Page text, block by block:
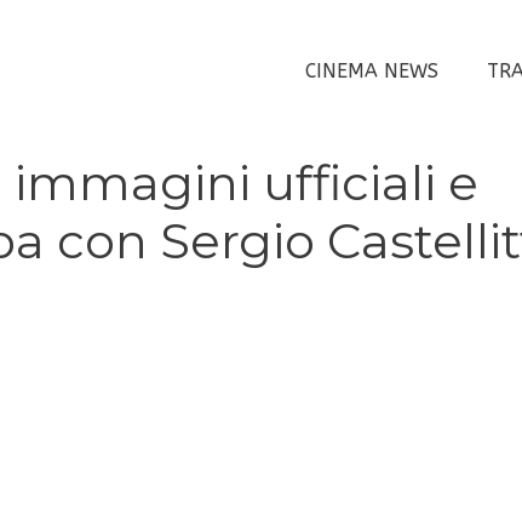
CINEMA NEWS
immagini ufficiali e
con Sergio